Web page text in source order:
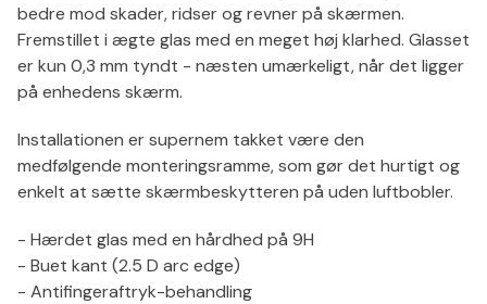
bedre mod skader, ridser og revner på skærmen.
Fremstillet i ægte glas med en meget høj klarhed. Glasset
er kun 0,3 mm tyndt - næsten umærkeligt, når det ligger
på enhedens skærm.
Installationen er supernem takket være den
medfølgende monteringsramme, som gør det hurtigt og
enkelt at sætte skærmbeskytteren på uden luftbobler.
- Hærdet glas med en hårdhed på 9H
- Buet kant (2.5 D arc edge)
- Antifingeraftryk-behandling